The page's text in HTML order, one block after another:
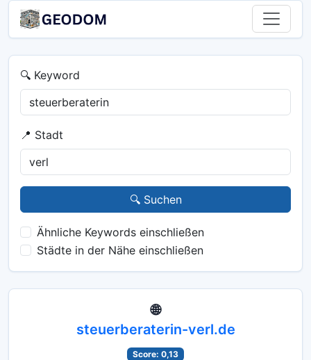
🔍 Keyword
📍 Stadt
🔍 Suchen
Ähnliche Keywords einschließen
Städte in der Nähe einschließen
🌐
steuerberaterin-verl.de
Score: 0,13